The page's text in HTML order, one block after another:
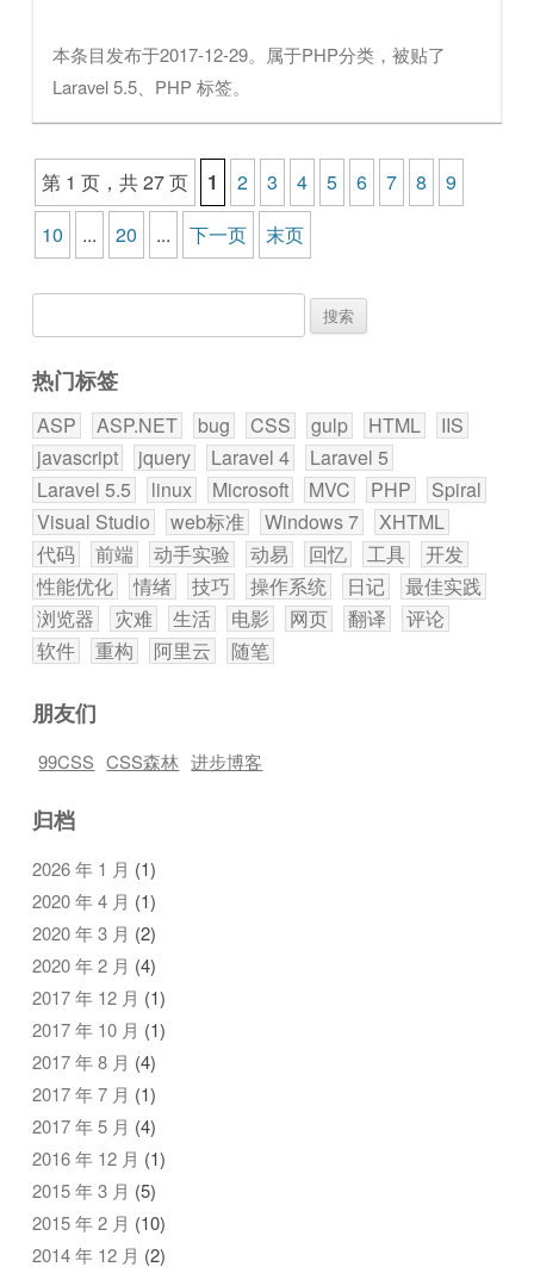
本条目发布于2017-12-29。属于PHP分类，被贴了
Laravel 5.5
PHP 标签。
文章导航
第 1 页，共 27 页 1 2 3 4 5 6 7 8
9
10
... 20 ... 下一页 末页
索：
热门标签
ASP ASP.NET bug CSS gulp HTML
IIS
javascript
jquery Laravel 4
Laravel 5
Laravel 5.5
linux Microsoft MVC PHP
Spiral
Visual Studio
web标准 Windows 7
XHTML
代码
前端 动手实验 动易 回忆 工具
开发
性能优化
情绪 技巧 操作系统 日记
最佳实践
浏览器
灾难 生活 电影 网页 翻译
评论
软件
重构 阿里云 随笔
朋友们
99CSS CSS森林 进步博客
归档
2026 年 1 月 (1)
2020 年 4 月 (1)
2020 年 3 月 (2)
2020 年 2 月 (4)
2017 年 12 月 (1)
2017 年 10 月 (1)
2017 年 8 月 (4)
2017 年 7 月 (1)
2017 年 5 月 (4)
2016 年 12 月 (1)
2015 年 3 月 (5)
2015 年 2 月 (10)
2014 年 12 月 (2)